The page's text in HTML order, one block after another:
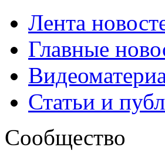
Лента
Главные
Статьи и
Сообщество